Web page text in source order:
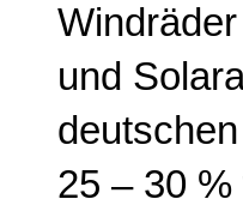
und